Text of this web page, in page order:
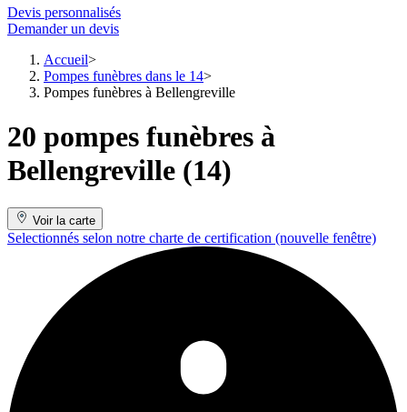
Devis personnalisés
Demander un devis
Accueil
Pompes funèbres dans le 14
Pompes funèbres à Bellengreville
20 pompes funèbres à
Bellengreville (14)
Voir la carte
Selectionnés selon notre charte de certification (nouvelle fenêtre)